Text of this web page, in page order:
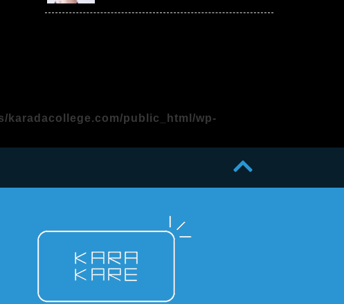
karadacollege.com/public_html/wp-